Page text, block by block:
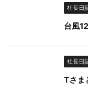
社長日
台風
社長日
Tさま